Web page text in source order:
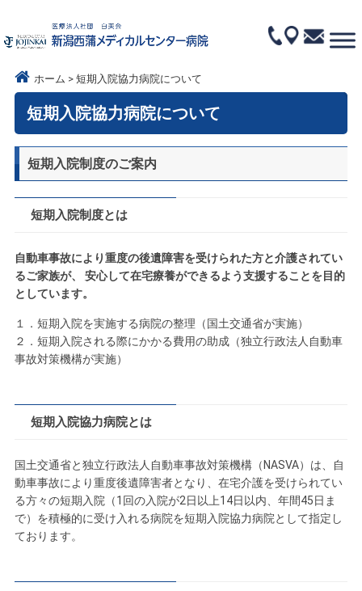
ホーム 短期入院協力病院について
短期入院協力病院について
短期入院制度のご案内
短期入院制度とは
自動車事故により重度の後遺障害を受けられた方と介護されてい
るご家族が、 安心して在宅療養ができるよう支援することを目的
としています。
１．短期入院を実施する病院の整理（国土交通省が実施）
２．短期入院される際にかかる費用の助成（独立行政法人自動車
事故対策機構が実施）
短期入院協力病院とは
国土交通省と独立行政法人自動車事故対策機構（NASVA）は、自
動車事故により重度後遺障害者となり、在宅介護を受けられてい
る方々の短期入院（1回の入院が2日以上14日以内、年間45日ま
で）を積極的に受け入れる病院を短期入院協力病院として指定し
ております。